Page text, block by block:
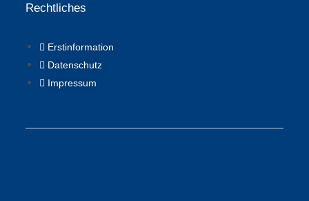
Rechtliches
Erstinformation
Datenschutz
Impressum